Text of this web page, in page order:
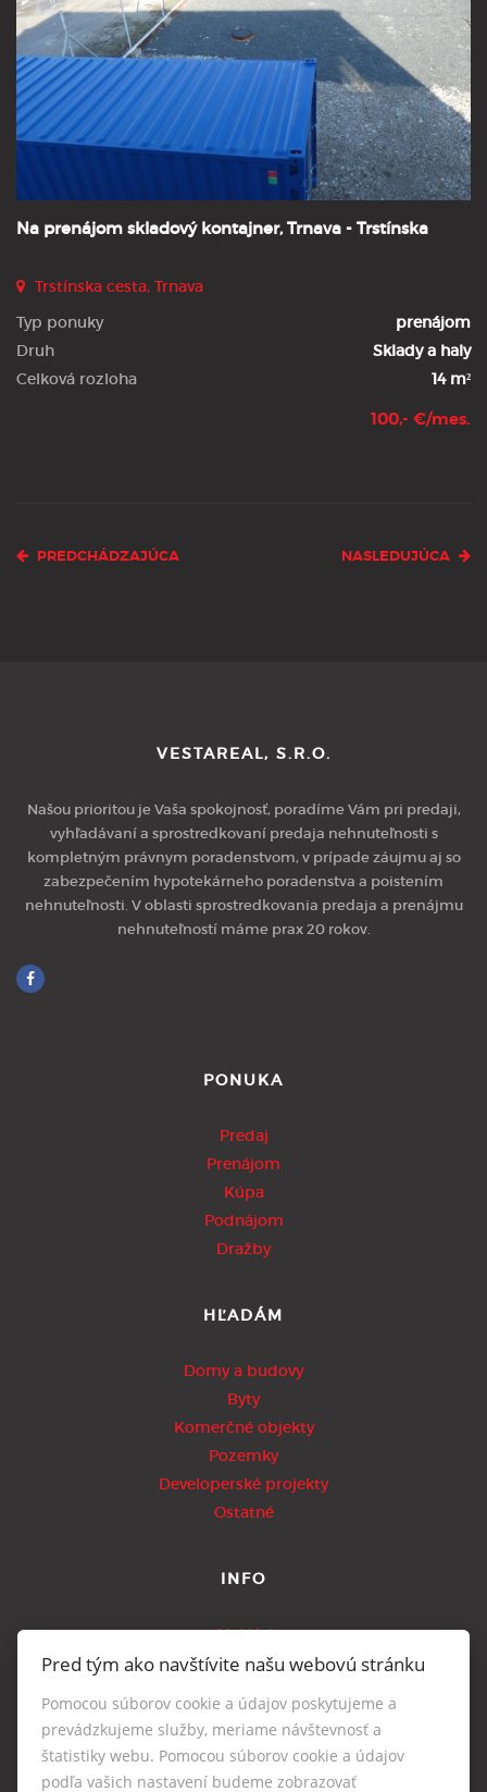
Na prenájom skladový kontajner, Trnava - Trstínska
Trstínska cesta, Trnava
Typ ponuky
prenájom
Druh
Sklady a haly
Celková rozloha
14 m²
100,- €/mes.
PREDCHÁDZAJÚCA NASLEDUJÚCA
VESTAREAL, S.R.O.
Našou prioritou je Vaša spokojnosť, poradíme Vám pri predaji,
vyhľadávaní a sprostredkovaní predaja nehnuteľnosti s
kompletným právnym poradenstvom, v prípade záujmu aj so
zabezpečením hypotekárneho poradenstva a poistením
nehnuteľnosti. V oblasti sprostredkovania predaja a prenájmu
nehnuteľností máme prax 20 rokov.
PONUKA
Predaj
Prenájom
Kúpa
Podnájom
Dražby
HĽADÁM
Domy a budovy
Byty
Komerčné objekty
Pozemky
Developerské projekty
Ostatné
INFO
Makléri
Napíšte nám
Nastavenie cookies
Pred tým ako navštívite našu webovú stránku
Pomocou súborov cookie a údajov poskytujeme a
prevádzkujeme služby, meriame návštevnosť a
štatistiky webu. Pomocou súborov cookie a údajov
podľa vašich nastavení budeme zobrazovať